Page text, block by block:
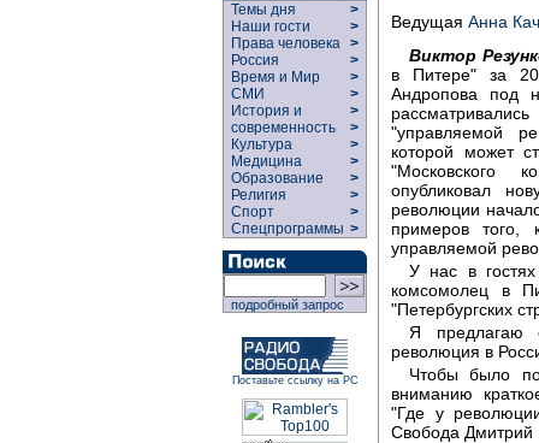
Темы дня
>
Наши гости
>
Права человека >
Россия
>
Время и Мир
>
СМИ
>
История и
современность
>
>
Культура
>
Медицина
>
Образование
>
Религия
>
Спорт
>
Спецпрограммы >
подробный запрос
Поставьте ссылку на РС
Ведущая Анна
Виктор
в Питере" за 20
Андропова под
"управляемой
которой может
"Московского
опубликовал
революции
примеров того,
управляемой
У нас в гостях
комсомолец в
"Петербургских
Я предлагаю
революция в
Чтобы было
вниманию
"Где у
Свобода Дмитрий